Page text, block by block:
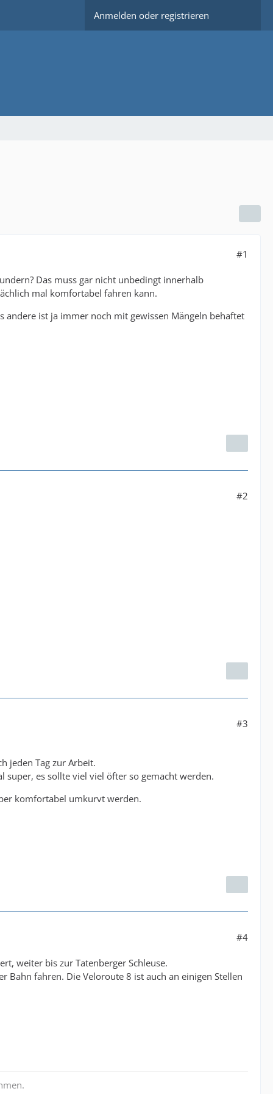
Anmelden oder registrieren
#1
Das muss gar nicht unbedingt innerhalb
mal komfortabel fahren kann.
ist ja immer noch mit gewissen Mängeln behaftet
#2
#3
jeden Tag zur Arbeit.
super, es sollte viel viel öfter so gemacht werden.
komfortabel umkurvt werden.
#4
weiter bis zur Tatenberger Schleuse.
fahren. Die Veloroute 8 ist auch an einigen Stellen